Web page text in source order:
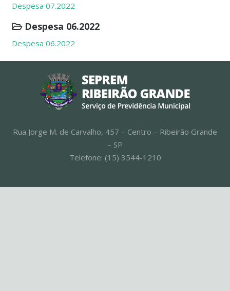
Despesa 07.2022
Despesa 06.2022
Despesa 06.2022
Rua Jorge M. de Carvalho, 457 – Centro – Ribeirão Grande
– SP
Telefone: (15) 3544-1210